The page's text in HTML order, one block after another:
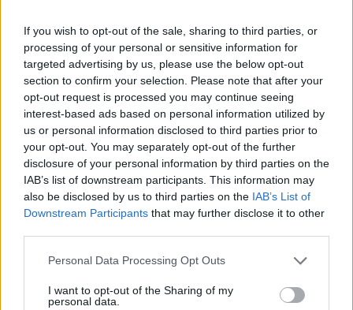
If you wish to opt-out of the sale, sharing to third parties, or
processing of your personal or sensitive information for
targeted advertising by us, please use the below opt-out
section to confirm your selection. Please note that after your
opt-out request is processed you may continue seeing
interest-based ads based on personal information utilized by
us or personal information disclosed to third parties prior to
your opt-out. You may separately opt-out of the further
disclosure of your personal information by third parties on the
IAB’s list of downstream participants. This information may
also be disclosed by us to third parties on the IAB’s List of
Downstream Participants that may further disclose it to other
Please note that this website/app uses one or more Google
not limited to your visit or usage behaviour. You may click to
grant or deny consent to Google and its third-party tags to
Personal Data Processing Opt Outs
I want to opt-out of the Sharing of my
personal data.